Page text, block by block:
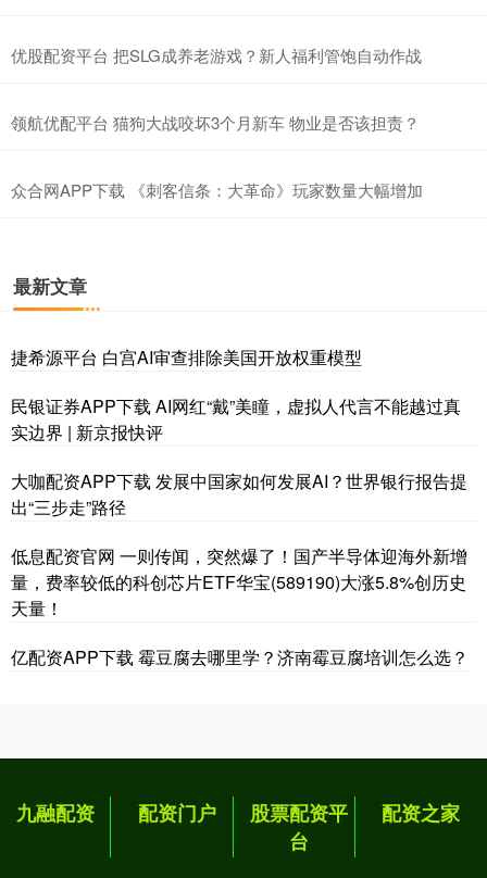
优股配资平台 把SLG成养老游戏？新人福利管饱自动作战
领航优配平台 猫狗大战咬坏3个月新车 物业是否该担责？
众合网APP下载 《刺客信条：大革命》玩家数量大幅增加
最新文章
捷希源平台 白宫AI审查排除美国开放权重模型
民银证券APP下载 AI网红“戴”美瞳，虚拟人代言不能越过真
实边界 | 新京报快评
大咖配资APP下载 发展中国家如何发展AI？世界银行报告提
出“三步走”路径
低息配资官网 一则传闻，突然爆了！国产半导体迎海外新增
量，费率较低的科创芯片ETF华宝(589190)大涨5.8%创历史
天量！
亿配资APP下载 霉豆腐去哪里学？济南霉豆腐培训怎么选？
九融配资 配资门户
股票配资平
台
配资之家